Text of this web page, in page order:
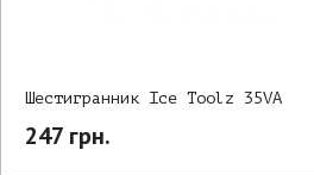
Шестигранник Ice Toolz 35VA
247 грн.